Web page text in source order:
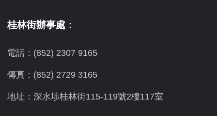
桂林街辦事處：
電話：(852) 2307 9165
傳真：(852) 2729 3165
地址：深水埗桂林街115-119號2樓117室